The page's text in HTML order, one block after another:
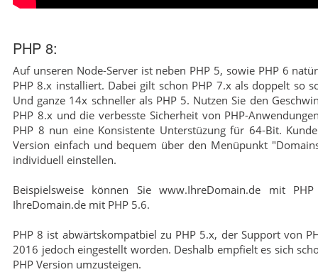
PHP 8:
Auf unseren Node-Server ist neben PHP 5, sowie PHP 6
PHP 8.x installiert. Dabei gilt schon PHP 7.x als doppelt so
Und ganze 14x schneller als PHP 5. Nutzen Sie den
PHP 8.x und die verbesste Sicherheit von PHP-
PHP 8 nun eine Konsistente Unterstüzung für 64-Bit.
Version einfach und bequem über den Menüpunkt
individuell einstellen.
Beispielsweise können Sie www.IhreDomain.de mit
IhreDomain.de mit PHP 5.6.
PHP 8 ist abwärtskompatbiel zu PHP 5.x, der Support von
2016 jedoch eingestellt worden. Deshalb empfielt es sich
PHP Version umzusteigen.